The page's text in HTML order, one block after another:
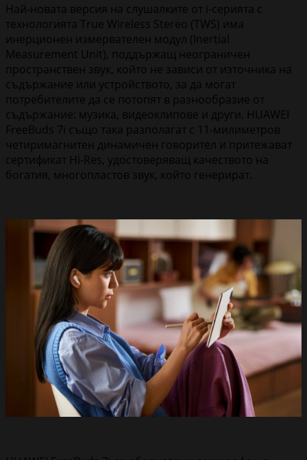
Най-новата версия на слушалките от i-серията с
технологията True Wireless Stereo (TWS) има
инерционен измервателен модул (Inertial
Measurement Unit), поддържащ неограничен
пространствен звук, който не зависи от източника на
съдържание или устройството, за да могат
потребителите да се потопят в разнообразие от
съдържание: музика, видеоклипове и други. HUAWEI
FreeBuds 7i също така разполагат с 11-милиметров
четиримагнитен динамичен говорител и притежават
сертификат Hi-Res, удостоверяващ качеството на
богатия, многопластов звук, който генерират.